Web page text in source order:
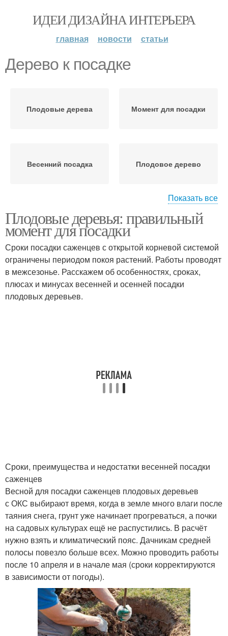
ИДЕИ ДИЗАЙНА ИНТЕРЬЕРА
главная новости статьи
Дерево к посадке
Плодовые дерева Момент для посадки
Весенний посадка Плодовое дерево
Время для посадки Абрикосовые дерева
Дерева в конце Субстрат для посадки
Показать все
Плодовые деревья: правильный
момент для посадки
Сроки посадки саженцев с открытой корневой системой
ограничены периодом покоя растений. Работы проводят
в межсезонье. Расскажем об особенностях, сроках,
плюсах и минусах весенней и осенней посадки
плодовых деревьев.
Сроки, преимущества и недостатки весенней посадки
саженцев
Весной для посадки саженцев плодовых деревьев
с ОКС выбирают время, когда в земле много влаги после
таяния снега, грунт уже начинает прогреваться, а почки
на садовых культурах ещё не распустились. В расчёт
нужно взять и климатический пояс. Дачникам средней
полосы повезло больше всех. Можно проводить работы
после 10 апреля и в начале мая (сроки корректируются
в зависимости от погоды).